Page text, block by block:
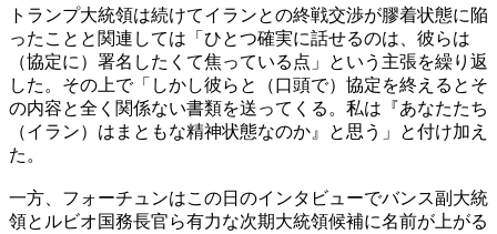
トランプ大統領は続けてイランとの終戦交渉が膠着状態に陥
ったことと関連しては「ひとつ確実に話せるのは、彼らは
（協定に）署名したくて焦っている点」という主張を繰り返
した。その上で「しかし彼らと（口頭で）協定を終えるとそ
の内容と全く関係ない書類を送ってくる。私は『あなたたち
（イラン）はまともな精神状態なのか』と思う」と付け加え
た。
一方、フォーチュンはこの日のインタビューでバンス副大統
領とルビオ国務長官ら有力な次期大統領候補に名前が上がる